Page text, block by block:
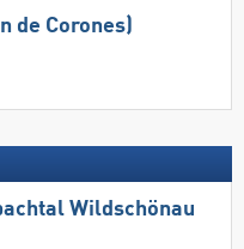
de Corones)
Wildschönau